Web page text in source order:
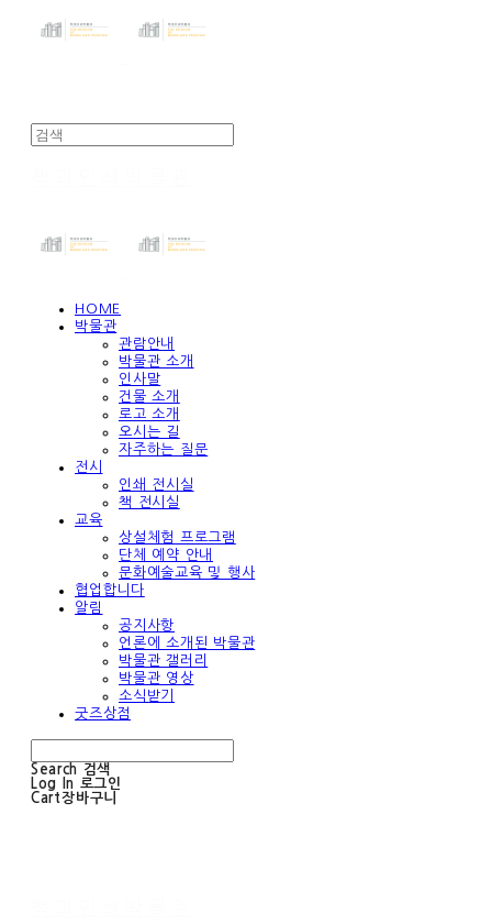
HOME
박물관
관람안내
박물관 소개
인사말
건물 소개
로고 소개
오시는 길
자주하는 질문
전시
인쇄 전시실
책 전시실
교육
상설체험 프로그램
단체 예약 안내
문화예술교육 및 행사
협업합니다
알림
공지사항
언론에 소개된 박물관
박물관 갤러리
박물관 영상
소식받기
굿즈상점
Search 검색
Log In 로그인
Cart장바구니